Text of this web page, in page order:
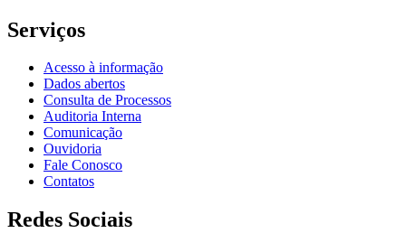
Serviços
Acesso à informação
Dados abertos
Consulta de Processos
Auditoria Interna
Comunicação
Ouvidoria
Fale Conosco
Contatos
Redes Sociais